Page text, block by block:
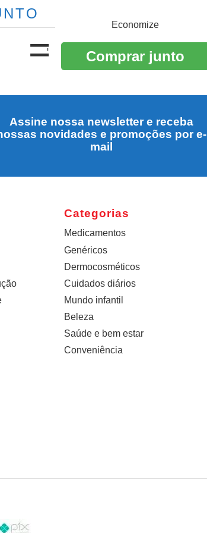
Economize
Comprar junto
Assine nossa newsletter e receba
novidades e promoções por e-
mail
Categorias
Medicamentos
Genéricos
Dermocosméticos
Cuidados diários
Mundo infantil
Beleza
Saúde e bem estar
Conveniência